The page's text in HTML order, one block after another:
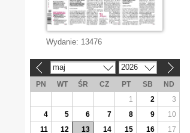
Wydanie: 13476
maj 2026
PN WT ŚR CZ PT SB
ND
1
2
3
4
5 6 7 8 9
10
11
12 13 14 15 16
17